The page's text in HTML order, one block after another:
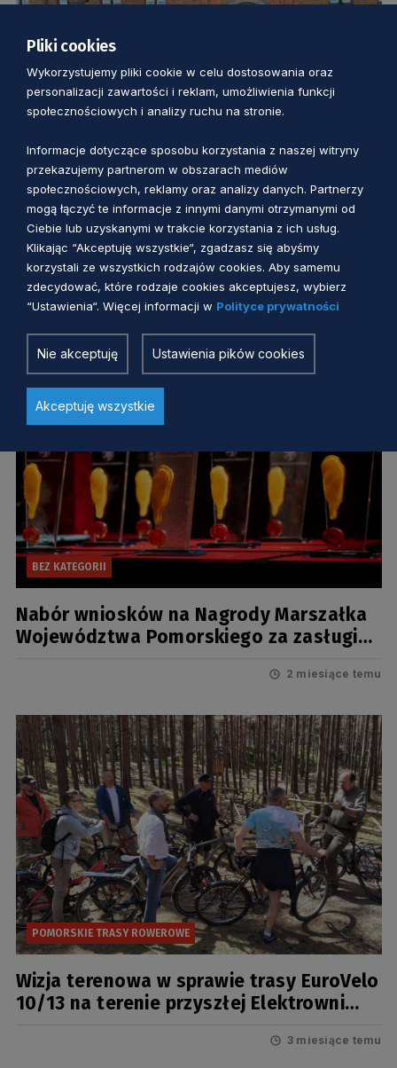
Rowerem z Kopenhagi do Gdańska!
Wystartowała wyjątkowa,
międzynarodowa wyprawa i innowacyjna
usługa
2 miesiące temu
BEZ KATEGORII
Nabór wniosków na Nagrody Marszałka
Województwa Pomorskiego za zasługi
2 miesiące temu
POMORSKIE TRASY ROWEROWE
Wizja terenowa w sprawie trasy EuroVelo
10/13 na terenie przyszłej Elektrowni
3 miesiące temu
Pliki cookies
Wykorzystujemy pliki cookie w celu dostosowania oraz
personalizacji zawartości i reklam, umożliwienia funkcji
społecznościowych i analizy ruchu na stronie.
Informacje dotyczące sposobu korzystania z naszej witryny
przekazujemy partnerom w obszarach mediów
społecznościowych, reklamy oraz analizy danych. Partnerzy
mogą łączyć te informacje z innymi danymi otrzymanymi od
Ciebie lub uzyskanymi w trakcie korzystania z ich usług.
Klikając “Akceptuję wszystkie“, zgadzasz się abyśmy
korzystali ze wszystkich rodzajów cookies. Aby samemu
zdecydować, które rodzaje cookies akceptujesz, wybierz
“Ustawienia“. Więcej informacji w Polityce prywatności
Nie akceptuję Ustawienia pików cookies
Akceptuję wszystkie